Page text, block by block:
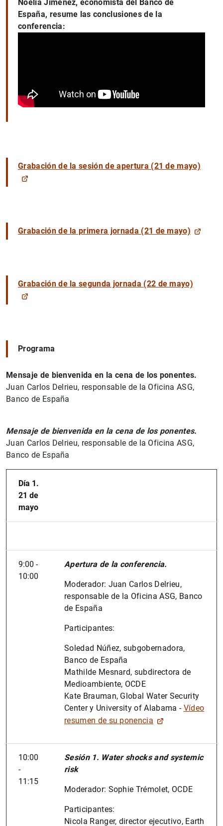
Noelia Jiménez, economista del Banco de
España, resume las conclusiones de la
conferencia:
Grabación de la sesión de apertura (21 de mayo)
Grabación de la primera jornada (21 de mayo)
Grabación de la segunda jornada (22 de mayo)
Programa
Mensaje de bienvenida en la cena de los ponentes.
Juan Carlos Delrieu, responsable de la Oficina ASG,
Banco de España
Mensaje de bienvenida en la cena de los ponentes.
Juan Carlos Delrieu, responsable de la Oficina ASG,
Banco de España
Día 1.
21 de
mayo
9:00 -
10:00
Apertura de la conferencia.
Moderador: Juan Carlos Delrieu,
responsable de la Oficina ASG, Banco
de España
Participantes:
Soledad Núñez, subgobernadora,
Banco de España
Mathilde Mesnard, subdirectora de
Medioambiente, OCDE
Kate Brauman, Global Water Security
Center y University of Alabama - Vídeo
resumen de su ponencia
10:00
-
11:15
Sesión 1. Water shocks and systemic
risk
Moderador: Sophie Trémolet, OCDE
Participantes:
Nicola Ranger, director ejecutivo, Earth